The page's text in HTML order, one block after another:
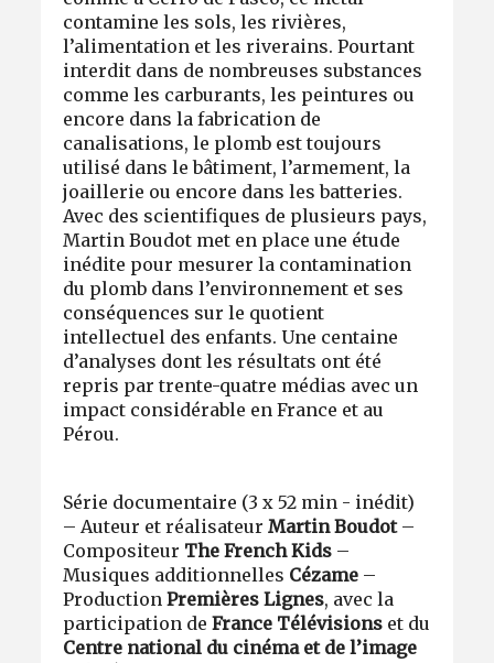
contamine les sols, les rivières,
l’alimentation et les riverains. Pourtant
interdit dans de nombreuses substances
comme les carburants, les peintures ou
encore dans la fabrication de
canalisations, le plomb est toujours
utilisé dans le bâtiment, l’armement, la
joaillerie ou encore dans les batteries.
Avec des scientifiques de plusieurs pays,
Martin Boudot met en place une étude
inédite pour mesurer la contamination
du plomb dans l’environnement et ses
conséquences sur le quotient
intellectuel des enfants. Une centaine
d’analyses dont les résultats ont été
repris par trente-quatre médias avec un
impact considérable en France et au
Pérou.
Série documentaire (3 x 52 min - inédit)
– Auteur et réalisateurMartin Boudot –
Compositeur The French Kids –
Musiques additionnelles Cézame –
ProductionPremières Lignes, avec la
participation deFrance Télévisions et du
Centre national du cinéma et de l’image